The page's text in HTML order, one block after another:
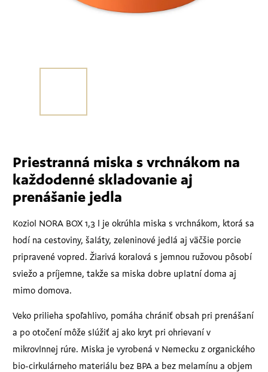
Priestranná miska s vrchnákom na
každodenné skladovanie aj
prenášanie jedla
Koziol NORA BOX 1,3 l je okrúhla miska s vrchnákom, ktorá sa
hodí na cestoviny, šaláty, zeleninové jedlá aj väčšie porcie
pripravené vopred. Žiarivá koralová s jemnou ružovou pôsobí
sviežo a príjemne, takže sa miska dobre uplatní doma aj
mimo domova.
Veko prilieha spoľahlivo, pomáha chrániť obsah pri prenášaní
a po otočení môže slúžiť aj ako kryt pri ohrievaní v
mikrovlnnej rúre. Miska je vyrobená v Nemecku z organického
bio-cirkulárneho materiálu bez BPA a bez melamínu a objem